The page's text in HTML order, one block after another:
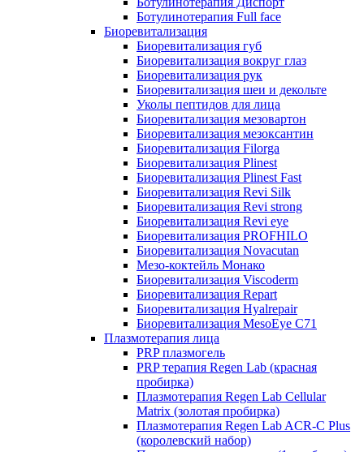
Ботулинотерапия Full face
Биоревитализация
Биоревитализация губ
Биоревитализация вокруг глаз
Биоревитализация рук
Биоревитализация шеи и декольте
Уколы пептидов для лица
Биоревитализация мезовартон
Биоревитализация мезоксантин
Биоревитализация Filorga
Биоревитализация Plinest
Биоревитализация Plinest Fast
Биоревитализация Revi Silk
Биоревитализация Revi strong
Биоревитализация Revi eye
Биоревитализация PROFHILO
Биоревитализация Novacutan
Мезо-коктейль Монако
Биоревитализация Viscoderm
Биоревитализация Repart
Биоревитализация Hyalrepair
Биоревитализация MesoEye C71
Плазмотерапия лица
PRP плазмогель
PRP терапия Regen Lab (красная
пробирка)
Плазмотерапия Regen Lab Cellular
Matrix (золотая пробирка)
Плазмотерапия Regen Lab ACR-C Plus
(королевский набор)